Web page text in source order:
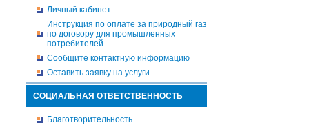
Личный кабинет
Инструкция по оплате за природный газ
по договору для промышленных
потребителей
Сообщите контактную информацию
Оставить заявку на услуги
СОЦИАЛЬНАЯ ОТВЕТСТВЕННОСТЬ
Благотворительность